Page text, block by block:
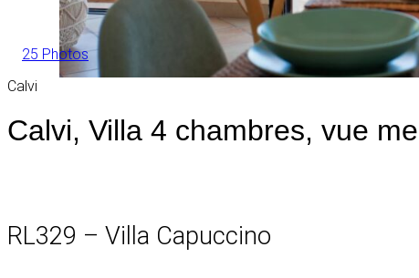
25 Photos
Calvi
Calvi, Villa 4 chambres, vue
RL329 – Villa Capuccino